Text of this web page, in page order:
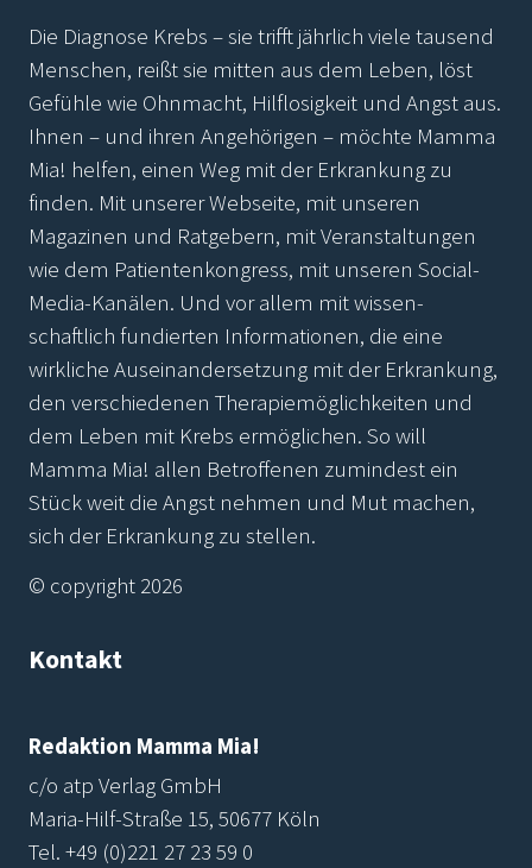
Die Diagnose Krebs – sie trifft jährlich viele tausend
Menschen, reißt sie mitten aus dem Leben, löst
Gefühle wie Ohnmacht, Hilflosigkeit und Angst aus.
Ihnen – und ihren Angehörigen – möchte Mamma
Mia! helfen, einen Weg mit der Erkrankung zu
finden. Mit unserer Webseite, mit unseren
Magazinen und Ratgebern, mit Veranstaltungen
wie dem Patientenkongress, mit unseren Social-
Media-Kanälen. Und vor allem mit wissen-
schaftlich fundierten Informationen, die eine
wirkliche Auseinandersetzung mit der Erkrankung,
den verschiedenen Therapiemöglichkeiten und
dem Leben mit Krebs ermöglichen. So will
Mamma Mia! allen Betroffenen zumindest ein
Stück weit die Angst nehmen und Mut machen,
sich der Erkrankung zu stellen.
© copyright 2026
Kontakt
Redaktion Mamma Mia!
c/o atp Verlag GmbH
Maria-Hilf-Straße 15, 50677 Köln
Tel. +49 (0)221 27 23 59 0